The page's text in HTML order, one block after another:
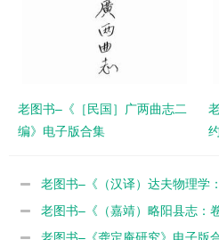
老图书–《［民国］广两曲志二
编》电子版合集
老图书–《（汉译）达夫物理学
老图书–《（嘉靖）略阳县志：
老图书–《龚定庵研究》电子版